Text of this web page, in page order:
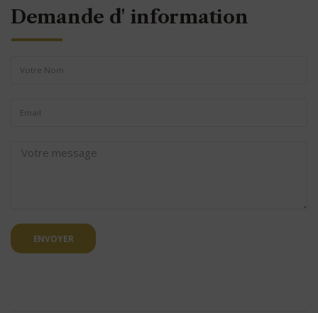
Demande d' information
ENVOYER